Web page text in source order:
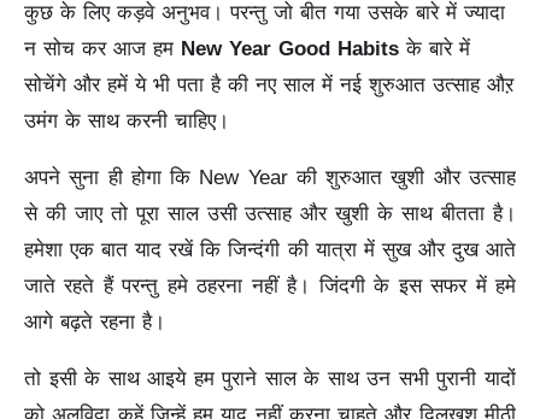
कुछ के लिए कड़वे अनुभव। परन्तु जो बीत गया उसके बारे में ज्यादा
न सोच कर आज हम New Year Good Habits के बारे में
सोचेंगे और हमें ये भी पता है की नए साल में नई शुरुआत उत्साह औऱ
उमंग के साथ करनी चाहिए।
अपने सुना ही होगा कि New Year की शुरुआत खुशी और उत्साह
से की जाए तो पूरा साल उसी उत्साह और खुशी के साथ बीतता है।
हमेशा एक बात याद रखें कि जिन्दंगी की यात्रा में सुख और दुख आते
जाते रहते हैं परन्तु हमे ठहरना नहीं है। जिंदगी के इस सफर में हमे
आगे बढ़ते रहना है।
तो इसी के साथ आइये हम पुराने साल के साथ उन सभी पुरानी यादों